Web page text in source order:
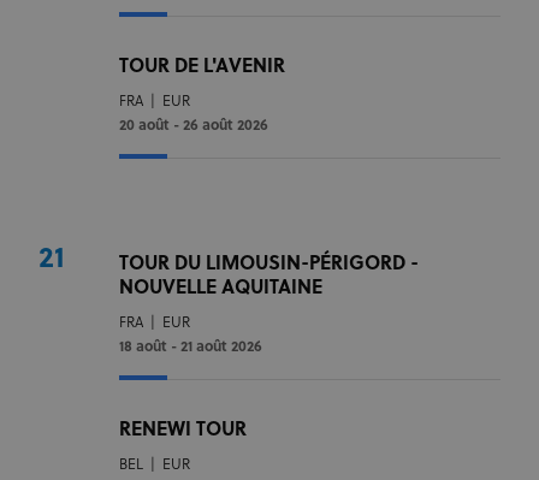
TOUR DE L'AVENIR
FRA
EUR
20 août - 26 août 2026
21
TOUR DU LIMOUSIN-PÉRIGORD -
NOUVELLE AQUITAINE
FRA
EUR
18 août - 21 août 2026
RENEWI TOUR
BEL
EUR